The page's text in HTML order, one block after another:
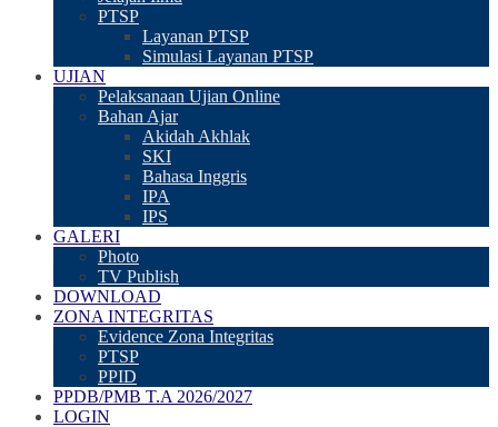
PTSP
Layanan PTSP
Simulasi Layanan PTSP
UJIAN
Pelaksanaan Ujian Online
Bahan Ajar
Akidah Akhlak
SKI
Bahasa Inggris
IPA
IPS
GALERI
Photo
TV Publish
DOWNLOAD
ZONA INTEGRITAS
Evidence Zona Integritas
PTSP
PPID
PPDB/PMB T.A 2026/2027
LOGIN